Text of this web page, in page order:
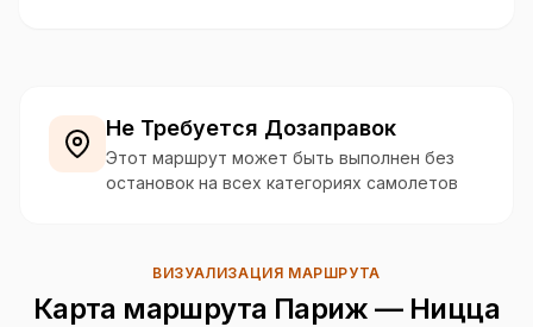
Не Требуется Дозаправок
Этот маршрут может быть выполнен без
остановок на всех категориях самолетов
ВИЗУАЛИЗАЦИЯ МАРШРУТА
Карта маршрута Париж — Ницца